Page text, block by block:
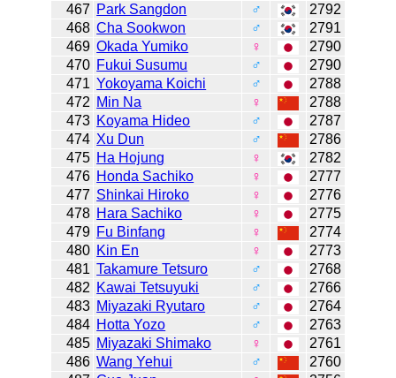
467 Park Sangdon ♂
2792
468 Cha Sookwon ♂
2791
469 Okada Yumiko ♀
2790
470 Fukui Susumu ♂
2790
471 Yokoyama Koichi ♂
2788
472 Min Na ♀
2788
473 Koyama Hideo ♂
2787
474 Xu Dun ♂
2786
475 Ha Hojung ♀
2782
476 Honda Sachiko ♀
2777
477 Shinkai Hiroko ♀
2776
478 Hara Sachiko ♀
2775
479 Fu Binfang ♀
2774
480 Kin En ♀
2773
481 Takamure Tetsuro ♂
2768
482 Kawai Tetsuyuki ♂
2766
483 Miyazaki Ryutaro ♂
2764
484 Hotta Yozo ♂
2763
485 Miyazaki Shimako ♀
2761
486 Wang Yehui ♂
2760